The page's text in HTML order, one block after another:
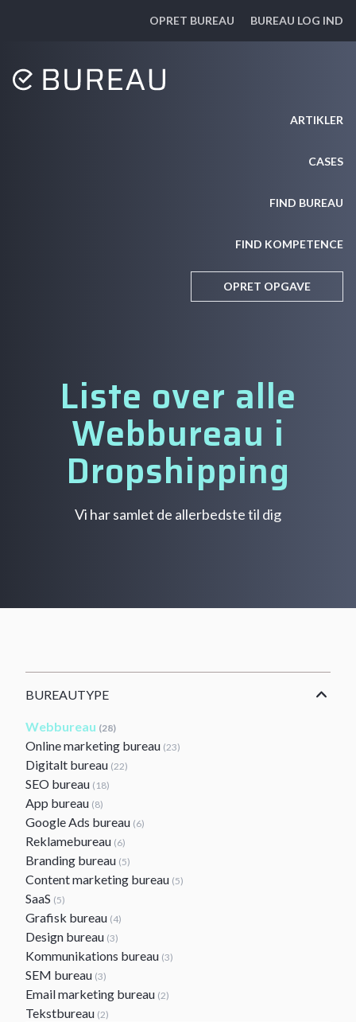
OPRET BUREAU BUREAU LOG IND
ARTIKLER
CASES
FIND BUREAU
FIND KOMPETENCE
OPRET OPGAVE
Liste over alle
Webbureau i
Dropshipping
Vi har samlet de allerbedste til dig
BUREAUTYPE
Webbureau (28)
Online marketing bureau (23)
Digitalt bureau (22)
SEO bureau (18)
App bureau (8)
Google Ads bureau (6)
Reklamebureau (6)
Branding bureau (5)
Content marketing bureau (5)
SaaS (5)
Grafisk bureau (4)
Design bureau (3)
Kommunikations bureau (3)
SEM bureau (3)
Email marketing bureau (2)
Tekstbureau (2)